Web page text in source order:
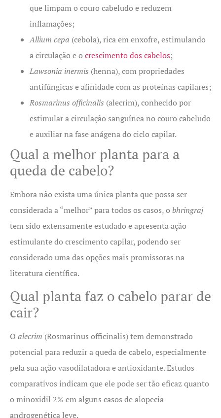
que limpam o couro cabeludo e reduzem
inflamações;
Allium cepa (cebola), rica em enxofre, estimulando
a circulação e o crescimento dos cabelos;
Lawsonia inermis (henna), com propriedades
antifúngicas e afinidade com as proteínas capilares;
Rosmarinus officinalis (alecrim), conhecido por
estimular a circulação sanguínea no couro cabeludo
e auxiliar na fase anágena do ciclo capilar.
Qual a melhor planta para a
queda de cabelo?
Embora não exista uma única planta que possa ser
considerada a “melhor” para todos os casos, o bhringraj
tem sido extensamente estudado e apresenta ação
estimulante do crescimento capilar, podendo ser
considerado uma das opções mais promissoras na
literatura científica.
Qual planta faz o cabelo parar de
cair?
O alecrim (Rosmarinus officinalis) tem demonstrado
potencial para reduzir a queda de cabelo, especialmente
pela sua ação vasodilatadora e antioxidante. Estudos
comparativos indicam que ele pode ser tão eficaz quanto
o minoxidil 2% em alguns casos de alopecia
androgenética leve.